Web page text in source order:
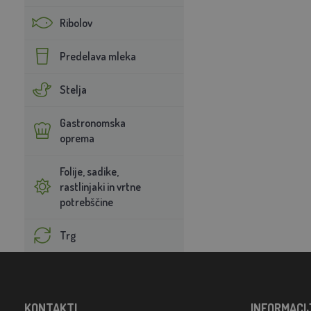
Ribolov
Predelava mleka
Stelja
Gastronomska
oprema
Folije, sadike,
rastlinjaki in vrtne
potrebščine
Trg